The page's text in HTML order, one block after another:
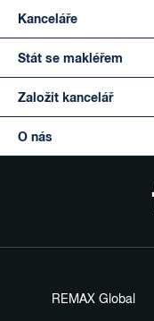
Kanceláře
Stát se makléřem
Založit kancelář
O nás
REMAX Global